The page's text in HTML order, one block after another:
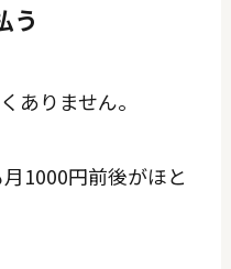
う
ありません。
1000円前後がほと